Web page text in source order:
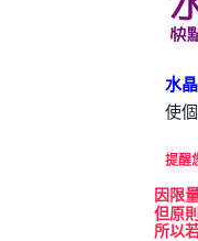
水
使
提醒
因 限
但原
所以